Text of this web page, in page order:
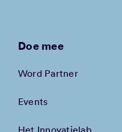
Doe mee
Word Partner
Events
Het Innovatielab